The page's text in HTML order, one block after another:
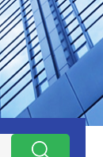
TORAY东丽